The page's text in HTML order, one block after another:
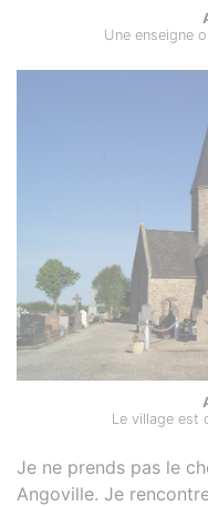
Une enseigne
Le village est
Je ne prends pas le
Angoville. Je